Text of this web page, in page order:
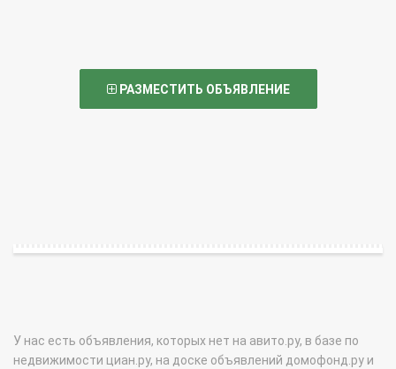
РАЗМЕСТИТЬ ОБЪЯВЛЕНИЕ
У нас есть объявления, которых нет на авито.ру, в базе по
недвижимости циан.ру, на доске объявлений домофонд.ру и